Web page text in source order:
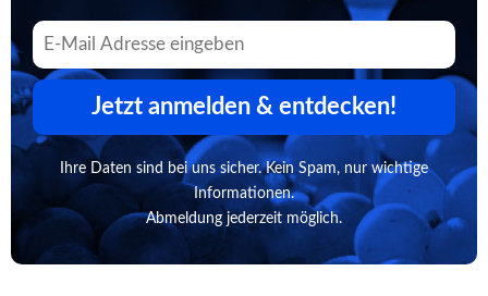
Jetzt anmelden & entdecken!
Ihre Daten sind bei uns sicher. Kein Spam, nur wichtige
Informationen.
Abmeldung jederzeit möglich.